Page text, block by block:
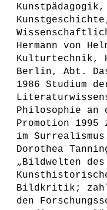
Hermann von
Kulturtechnik,
Berlin, Abt.
1986 Studium
Philosophie an
Promotion 1995
im
Dorothea
„Bildwelten des
Bildkritik;
den